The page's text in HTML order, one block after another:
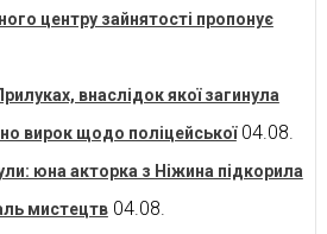
центру зайнятості пропонує
внаслідок якої загинула
вирок щодо поліцейської 04.08.
юна акторка з Ніжина підкорила
мистецтв 04.08.